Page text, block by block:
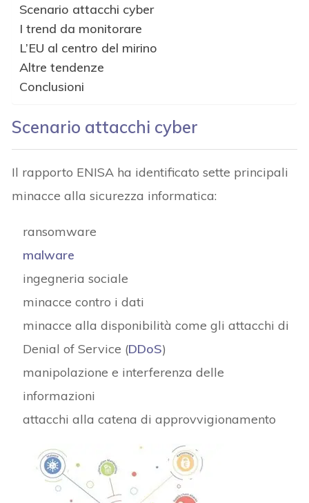
Scenario attacchi cyber
I trend da monitorare
L’EU al centro del mirino
Altre tendenze
Conclusioni
Scenario attacchi cyber
Il rapporto ENISA ha identificato sette principali
minacce alla sicurezza informatica:
ransomware
malware
ingegneria sociale
minacce contro i dati
minacce alla disponibilità come gli attacchi di
Denial of Service (DDoS)
manipolazione e interferenza delle
informazioni
attacchi alla catena di approvvigionamento